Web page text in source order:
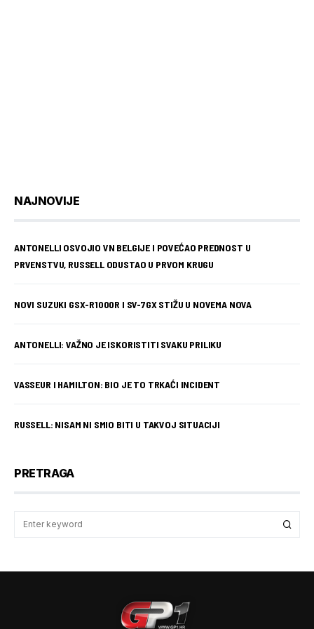
NAJNOVIJE
ANTONELLI OSVOJIO VN BELGIJE I POVEĆAO PREDNOST U
PRVENSTVU, RUSSELL ODUSTAO U PRVOM KRUGU
NOVI SUZUKI GSX-R1000R I SV-7GX STIŽU U NOVEMA NOVA
ANTONELLI: VAŽNO JE ISKORISTITI SVAKU PRILIKU
VASSEUR I HAMILTON: BIO JE TO TRKAĆI INCIDENT
RUSSELL: NISAM NI SMIO BITI U TAKVOJ SITUACIJI
PRETRAGA